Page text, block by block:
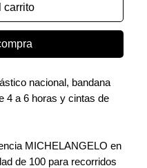
carrito
nacional, bandana
4 a 6 horas y cintas de
MICHELANGELO en
de 100 para recorridos